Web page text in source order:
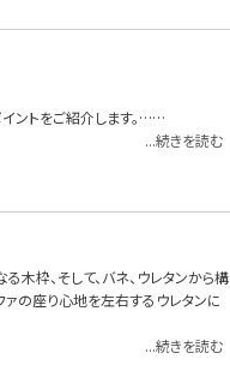
イントをご紹介します。……
...続きを読む
枠、そして、バネ、ウレタンから構
ァの座り心地を左右するウレタンに
...続きを読む